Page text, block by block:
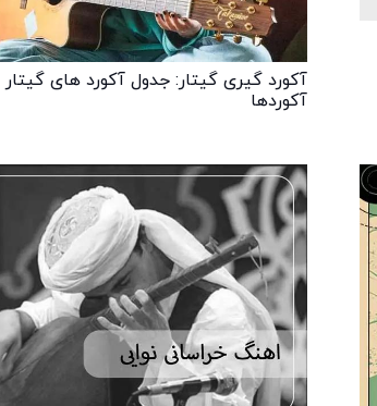
آکورد گیری گیتار: جدول آکورد های گیتار
آکوردها